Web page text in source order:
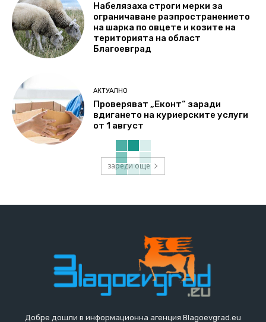
Набелязаха строги мерки за
ограничаване разпространението
на шарка по овцете и козите на
територията на област
Благоевград
АКТУАЛНО
Проверяват „Еконт“ заради
вдигането на куриерските услуги
от 1 август
зареди още
Добре дошли в информационна агенция Blagoevgrad.eu